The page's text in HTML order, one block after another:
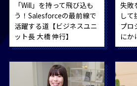
「Will」を持って飛び込も
う！Salesforceの最前線で
活躍する道【ビジネスユニ
ット長 大橋 伸行】
失敗
し
プロ
にか